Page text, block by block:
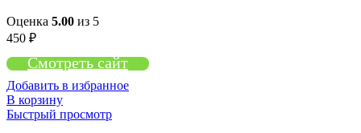
Оценка 5.00 из 5
450 ₽
Смотреть сайт
Добавить в избранное
В корзину
Быстрый просмотр